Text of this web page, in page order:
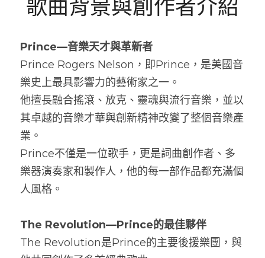
歌曲背景與創作者介紹
Prince—音樂天才與革新者
Prince Rogers Nelson，即Prince，是美國音
樂史上最具影響力的藝術家之一。
他擅長融合搖滾、放克、靈魂與流行音樂，並以
其卓越的音樂才華與創新精神改變了整個音樂產
業。
Prince不僅是一位歌手，更是詞曲創作者、多
樂器演奏家和製作人，他的每一部作品都充滿個
人風格。
The Revolution—Prince的最佳夥伴
The Revolution是Prince的主要後援樂團，與